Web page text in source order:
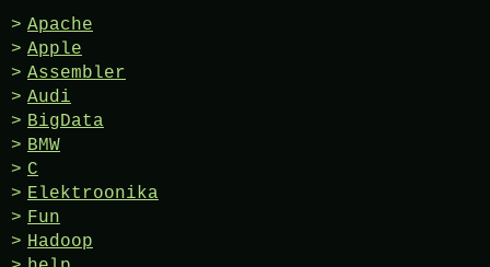
Apache
Apple
Assembler
Audi
BigData
BMW
C
Elektroonika
Fun
Hadoop